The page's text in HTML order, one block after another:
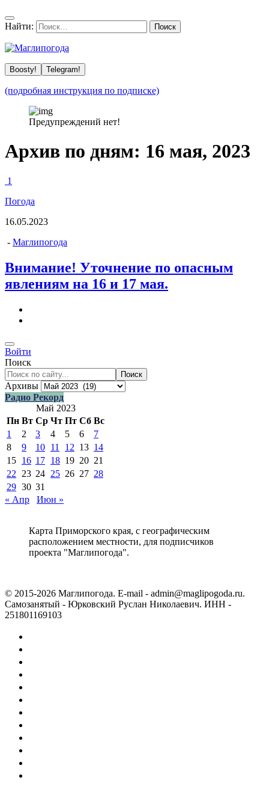
Найти:
Boosty! Telegram!
(подробная инструкция по подписке)
Предупреждений нет!
Архив по дням: 16 мая, 2023
1
Погода
16.05.2023
- Маглипогода
Внимание! Уточнение по опасным
явлениям на 16 и 17 мая.
Войти
Поиск
Поиск
Архивы
Радио Рекорд
Май 2023
Пн Вт Ср Чт Пт Сб Вс
1
2 3 4 5 6
7
8
9 10 11 12 13 14
15 16 17 18 19 20 21
22
23 24 25 26 27 28
29 30 31
« Апр
Июн »
Карта Приморского края, с географическим
расположением местности, для подписчиков
проекта "Маглипогода".
© 2015-2026 Маглипогода. E-mail - admin@maglipogoda.ru.
Самозанятый - Юрковский Руслан Николаевич. ИНН -
251801169103